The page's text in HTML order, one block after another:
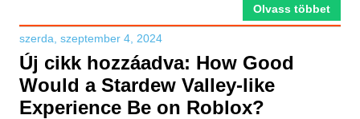
Olvass többet
szerda, szeptember 4, 2024
Új cikk hozzáadva: How Good
Would a Stardew Valley-like
Experience Be on Roblox?